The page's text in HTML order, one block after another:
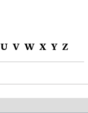
U V W X Y Z